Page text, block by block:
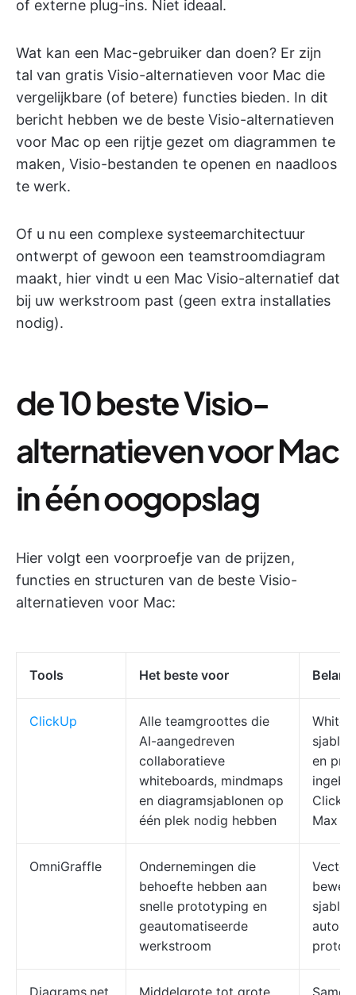
of externe plug-ins. Niet ideaal.
Wat kan een Mac-gebruiker dan doen? Er zijn
tal van gratis Visio-alternatieven voor Mac die
vergelijkbare (of betere) functies bieden. In dit
bericht hebben we de beste Visio-alternatieven
voor Mac op een rijtje gezet om diagrammen te
maken, Visio-bestanden te openen en naadloos
te werk.
Of u nu een complexe systeemarchitectuur
ontwerpt of gewoon een teamstroomdiagram
maakt, hier vindt u een Mac Visio-alternatief dat
bij uw werkstroom past (geen extra installaties
nodig).
de 10 beste Visio-
alternatieven voor Mac
in één oogopslag
Hier volgt een voorproefje van de prijzen,
functies en structuren van de beste Visio-
alternatieven voor Mac:
Tools Het beste voor
ClickUp
Alle teamgroottes die
AI-aangedreven
collaboratieve
whiteboards, mindmaps
en diagramsjablonen op
één plek nodig hebben
en
Max
OmniGraffle
Ondernemingen die
behoefte hebben aan
snelle prototyping en
geautomatiseerde
werkstroom
Diagrams.net
Middelgrote tot grote